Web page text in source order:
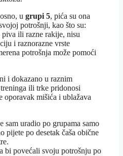
u grupi 5, pića su ona
potrošnji, kao što su:
ili razne rakije, nisu
i raznorazne vrste
potrošnja može pomoći
i dokazano u raznim
ili trke pridonosi
oporavak mišića i ublažava
sam uradio po grupama samo
pijete po desetak čaša obične
bi povećali svoju potrošnju po